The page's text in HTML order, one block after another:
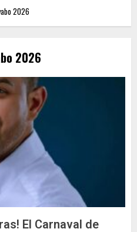
2026
2026
El Carnaval de